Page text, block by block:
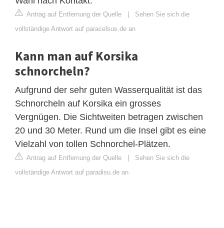
Antrag auf Entfernung der Quelle | Sehen Sie sich die
vollständige Antwort auf paracelsus.de an
Kann man auf Korsika
schnorcheln?
Aufgrund der sehr guten Wasserqualität ist das
Schnorcheln auf Korsika ein grosses
Vergnügen. Die Sichtweiten betragen zwischen
20 und 30 Meter. Rund um die Insel gibt es eine
Vielzahl von tollen Schnorchel-Plätzen.
Antrag auf Entfernung der Quelle | Sehen Sie sich die
vollständige Antwort auf paradisu.de an